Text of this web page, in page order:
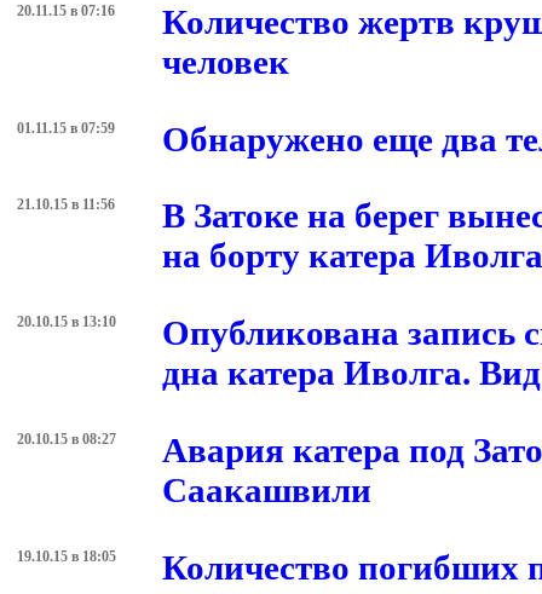
20.11.15 в 07:16
Количество жертв
человек
01.11.15 в 07:59 Обнаружено еще два
21.10.15 в 11:56
В Затоке на берег
на борту катера Иволга
20.10.15 в 13:10
Опубликована запись
дна катера Иволга.
20.10.15 в 08:27
Авария катера под
Саакашвили
19.10.15 в 18:05
Количество погибших